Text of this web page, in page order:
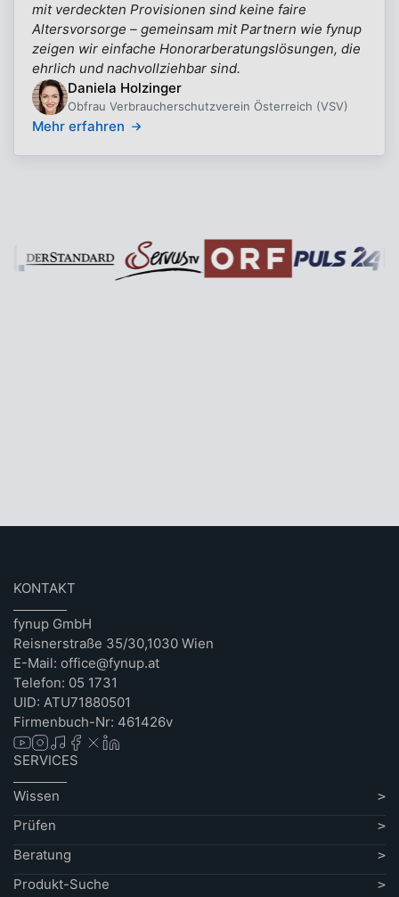
mit verdeckten Provisionen sind keine faire
Altersvorsorge – gemeinsam mit Partnern wie fynup
zeigen wir einfache Honorarberatungslösungen, die
ehrlich und nachvollziehbar sind.
Daniela Holzinger
Obfrau Verbraucherschutzverein Österreich (VSV)
Mehr erfahren
KONTAKT
fynup GmbH
Reisnerstraße 35/30,1030 Wien
E-Mail: office@fynup.at
Telefon: 05 1731
UID: ATU71880501
Firmenbuch-Nr: 461426v
SERVICES
Wissen
Prüfen
Beratung
Produkt-Suche